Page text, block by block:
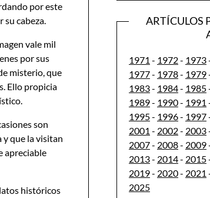
por este
su cabeza.
vale mil
por sus
misterio, que
Ello propicia
son
y que la visitan
apreciable
históricos
ARTÍCULOS
1971 - 1972- 1973
1977- 1978- 1979
1983- 1984- 1985
1989- 1990- 1991
1995- 1996- 1997
2001 - 2002- 2003
2007- 2008- 2009
2013- 2014- 2015
2019- 2020- 2021
2025